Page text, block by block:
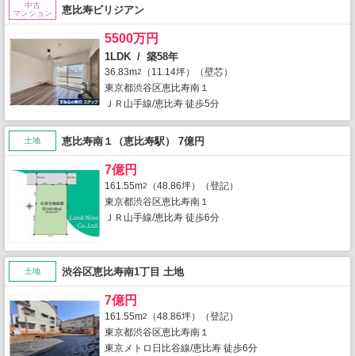
中古
マンション
恵比寿ビリジアン
5500万円
1LDK / 築58年
36.83m2
（11.14坪）（壁芯）
東京都渋谷区恵比寿南１
ＪＲ山手線/恵比寿 徒歩5分
土地 恵比寿南１（恵比寿駅） 7億円
7億円
161.55m2
（48.86坪）（登記）
東京都渋谷区恵比寿南１
ＪＲ山手線/恵比寿 徒歩6分
土地 渋谷区恵比寿南1丁目 土地
7億円
161.55m2
（48.86坪）（登記）
東京都渋谷区恵比寿南１
東京メトロ日比谷線/恵比寿 徒歩6分